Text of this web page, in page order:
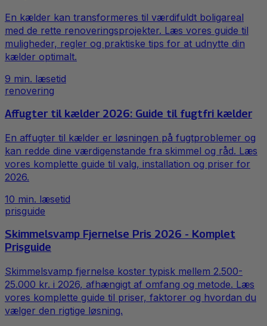
En kælder kan transformeres til værdifuldt boligareal
med de rette renoveringsprojekter. Læs vores guide til
muligheder, regler og praktiske tips for at udnytte din
kælder optimalt.
9 min. læsetid
renovering
Affugter til kælder 2026: Guide til fugtfri kælder
En affugter til kælder er løsningen på fugtproblemer og
kan redde dine værdigenstande fra skimmel og råd. Læs
vores komplette guide til valg, installation og priser for
2026.
10 min. læsetid
prisguide
Skimmelsvamp Fjernelse Pris 2026 - Komplet
Prisguide
Skimmelsvamp fjernelse koster typisk mellem 2.500-
25.000 kr. i 2026, afhængigt af omfang og metode. Læs
vores komplette guide til priser, faktorer og hvordan du
vælger den rigtige løsning.